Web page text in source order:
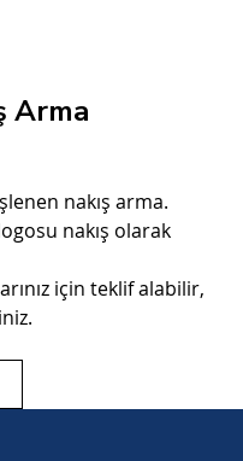
Arma
nakış arma.
nakış olarak
için teklif alabilir,